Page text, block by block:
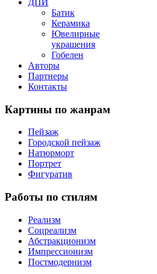
ДПИ
Батик
Керамика
Ювелирные
украшения
Гобелен
Авторы
Партнеры
Контакты
Картины по жанрам
Пейзаж
Городской пейзаж
Натюрморт
Портрет
Фигуратив
Работы по стилям
Реализм
Соцреализм
Абстракционизм
Импрессионизм
Постмодернизм